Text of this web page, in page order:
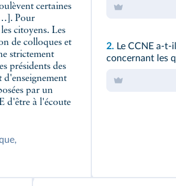
certaines
Pour
citoyens. Les
de colloques et
strictement
présidents des
d'enseignement
par un
d'être à l'écoute
2. Le CCNE
concernant les